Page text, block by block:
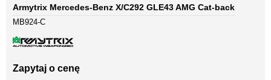
Armytrix Mercedes-Benz X/C292 GLE43 AMG Cat-back
MB924-C
Zapytaj o cenę